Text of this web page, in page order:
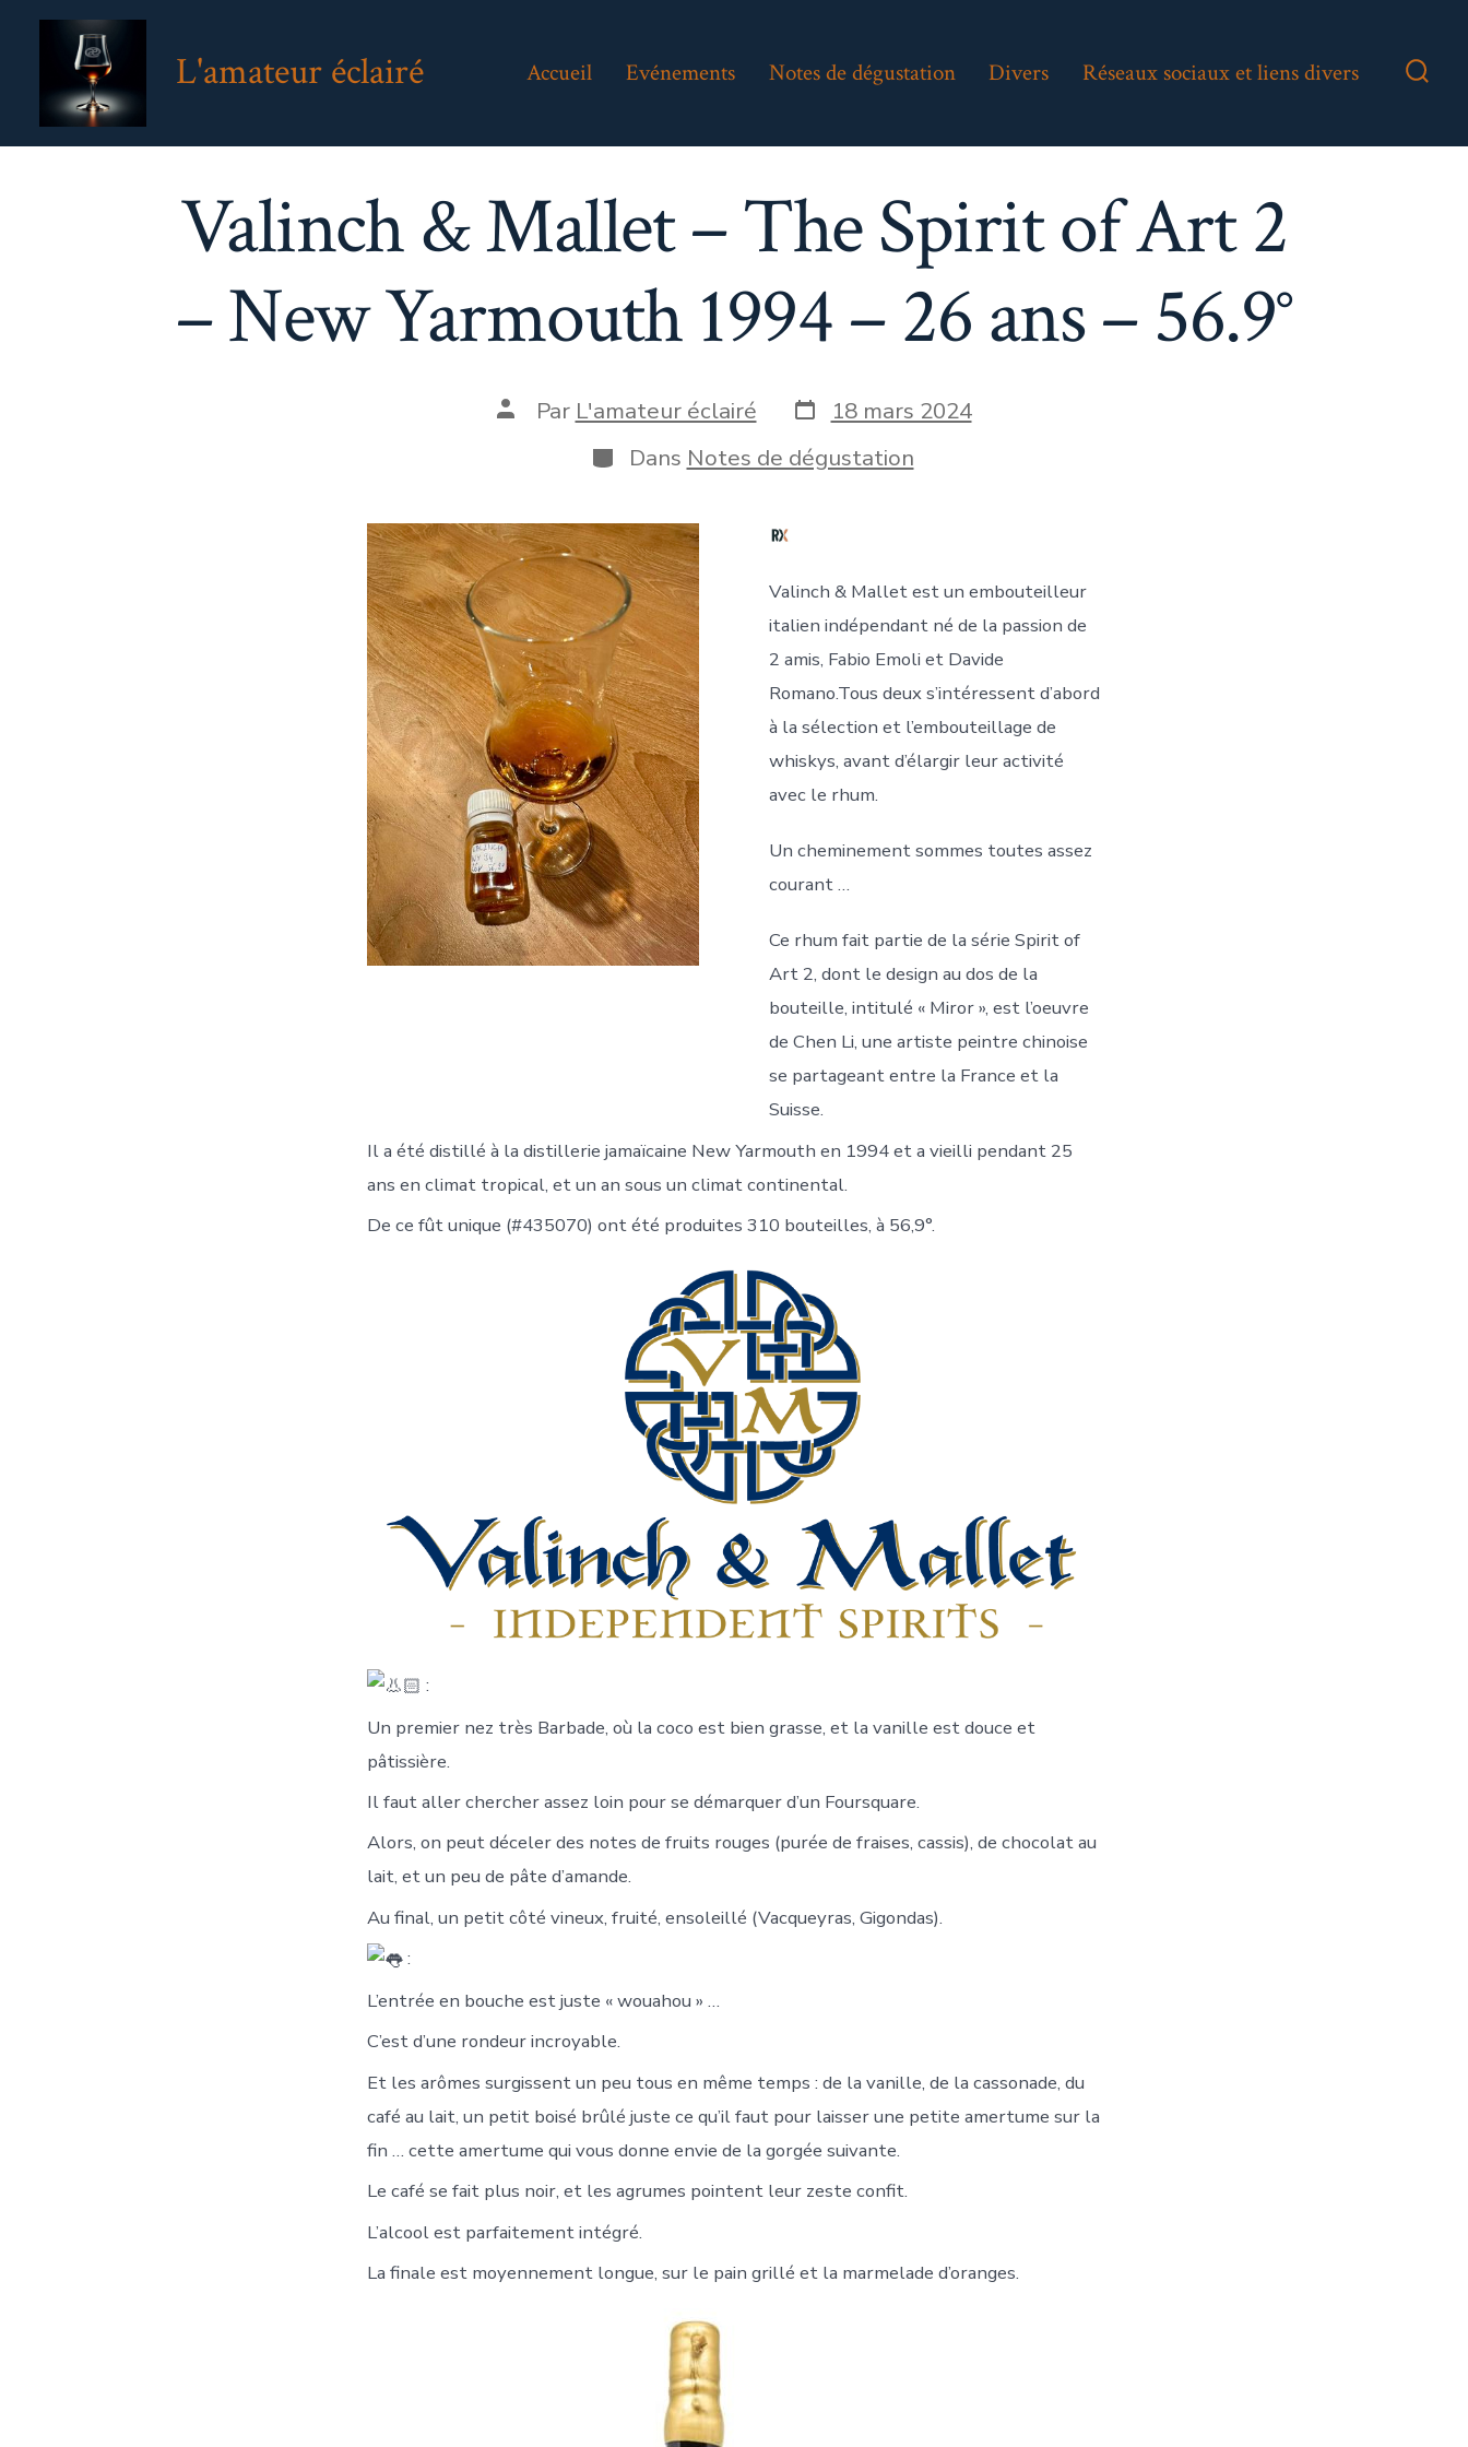
Aller
L'amateur éclairé Accueil Evénements Notes de dégustation Divers Réseaux sociaux et liens divers
Valinch & Mallet – The Spirit of Art 2
– New Yarmouth 1994 – 26 ans – 56.9°
Auteur
publication
Par L'amateur éclairé Date
de
publication
18 mars 2024
Catégories
Dans Notes de dégustation
Valinch & Mallet est un embouteilleur
italien indépendant né de la passion de
2 amis, Fabio Emoli et Davide
Romano.Tous deux s’intéressent d’abord
à la sélection et l’embouteillage de
whiskys, avant d’élargir leur activité
avec le rhum.
Un cheminement sommes toutes assez
courant …
Ce rhum fait partie de la série Spirit of
Art 2, dont le design au dos de la
bouteille, intitulé « Miror », est l’oeuvre
de Chen Li, une artiste peintre chinoise
se partageant entre la France et la
Suisse.
Il a été distillé à la distillerie jamaïcaine New Yarmouth en 1994 et a vieilli pendant 25
ans en climat tropical, et un an sous un climat continental.
De ce fût unique (#435070) ont été produites 310 bouteilles, à 56,9°.
:
Un premier nez très Barbade, où la coco est bien grasse, et la vanille est douce et
pâtissière.
Il faut aller chercher assez loin pour se démarquer d’un Foursquare.
Alors, on peut déceler des notes de fruits rouges (purée de fraises, cassis), de chocolat au
lait, et un peu de pâte d’amande.
Au final, un petit côté vineux, fruité, ensoleillé (Vacqueyras, Gigondas).
:
L’entrée en bouche est juste « wouahou » …
C’est d’une rondeur incroyable.
Et les arômes surgissent un peu tous en même temps : de la vanille, de la cassonade, du
café au lait, un petit boisé brûlé juste ce qu’il faut pour laisser une petite amertume sur la
fin … cette amertume qui vous donne envie de la gorgée suivante.
Le café se fait plus noir, et les agrumes pointent leur zeste confit.
L’alcool est parfaitement intégré.
La finale est moyennement longue, sur le pain grillé et la marmelade d’oranges.